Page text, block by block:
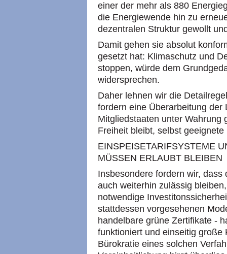
einer der mehr als 880
die Energiewende hin zu
dezentralen Struktur gewollt
Damit gehen sie absolut
gesetzt hat: Klimaschutz und
stoppen, würde dem
widersprechen.
Daher lehnen wir die
fordern eine Überarbeitung
Mitgliedstaaten unter Wahrung
Freiheit bleibt, selbst
EINSPEISETARIFSYSTEME
MÜSSEN ERLAUBT BLEIBEN
Insbesondere fordern wir,
auch weiterhin zulässig
notwendige
stattdessen vorgesehenen
handelbare grüne Zertifikate -
funktioniert und einseitig große
Bürokratie eines solchen